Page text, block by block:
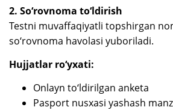
2. So‘rovnoma to‘ldirish
Testni muvaffaqiyatli topshirgan
so‘rovnoma havolasi yuboriladi.
Hujjatlar ro‘yxati:
Onlayn to‘ldirilgan anketa
Pasport nusxasi yashash